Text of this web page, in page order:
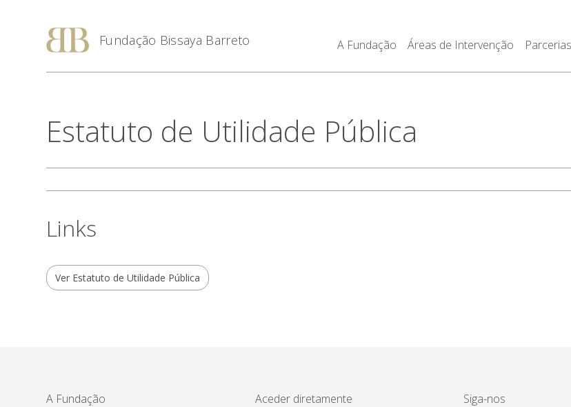
Fundação Bissaya Barreto A Fundação Áreas de Intervenção
Estatuto de Utilidade Pública
Links
Ver Estatuto de Utilidade Pública
A Fundação Aceder diretamente Siga-nos